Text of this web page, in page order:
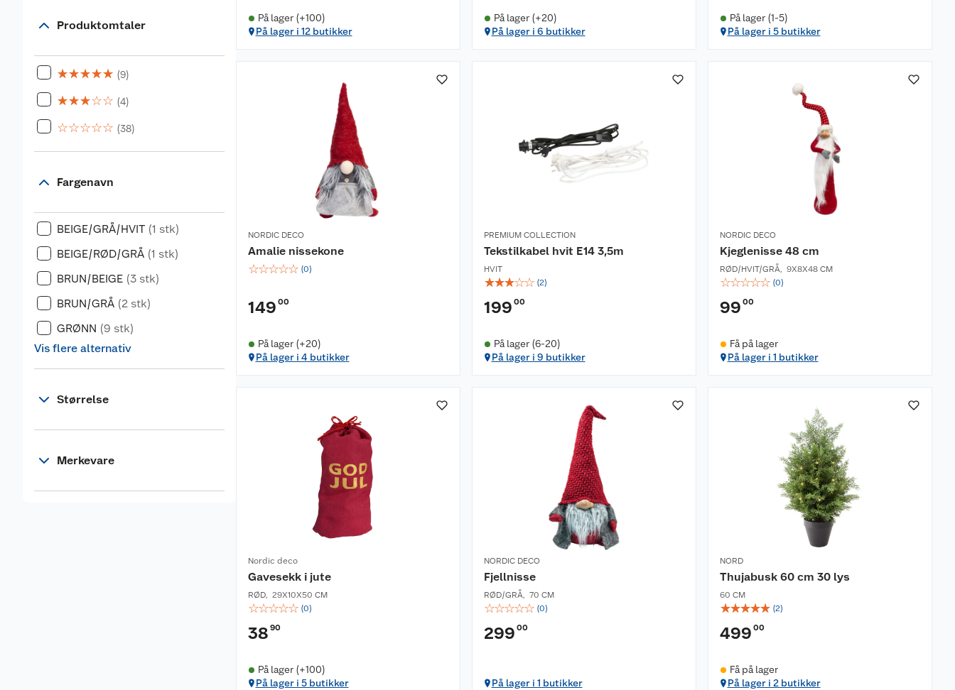
Produktomtaler
☆☆☆☆☆ (9)
☆☆☆☆☆ (4)
☆☆☆☆☆ (38)
Fargenavn
BEIGE/GRÅ/HVIT (1 stk)
BEIGE/RØD/GRÅ (1 stk)
BRUN/BEIGE (3 stk)
BRUN/GRÅ (2 stk)
GRØNN (9 stk)
Vis flere alternativ
Størrelse
Merkevare
På lager (+100)
På lager i 12 butikker
På lager (+20)
På lager i 6 butikker
På lager (1-5)
På lager i 5 butikker
NORDIC DECO
Amalie nissekone
☆☆☆☆☆ (0)
149 00
På lager (+20)
På lager i 4 butikker
PREMIUM COLLECTION
Tekstilkabel hvit E14 3,5m
HVIT
☆☆☆☆☆ (2)
199 00
På lager (6-20)
På lager i 9 butikker
NORDIC DECO
Kjeglenisse 48 cm
RØD/HVIT/GRÅ, 9X8X48 CM
☆☆☆☆☆ (0)
99 00
Få på lager
På lager i 1 butikker
Nordic deco
Gavesekk i jute
RØD, 29X10X50 CM
☆☆☆☆☆ (0)
38 90
På lager (+100)
På lager i 5 butikker
NORDIC DECO
Fjellnisse
RØD/GRÅ, 70 CM
☆☆☆☆☆ (0)
299 00
På lager i 1 butikker
NORD
Thujabusk 60 cm 30 lys
60 CM
☆☆☆☆☆ (2)
499 00
Få på lager
På lager i 2 butikker